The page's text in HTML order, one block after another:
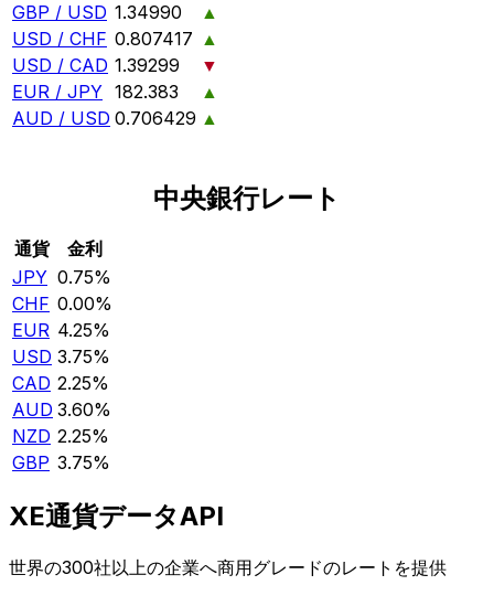
GBP / USD 1.34990
▲
USD / CHF 0.807417 ▲
USD / CAD 1.39299
▼
EUR / JPY 182.383
▲
AUD / USD 0.706429 ▲
中央銀行レート
通貨
金利
JPY 0.75%
CHF 0.00%
EUR 4.25%
USD 3.75%
CAD 2.25%
AUD 3.60%
NZD 2.25%
GBP 3.75%
XE通貨データAPI
世界の300社以上の企業へ商用グレードのレートを提供